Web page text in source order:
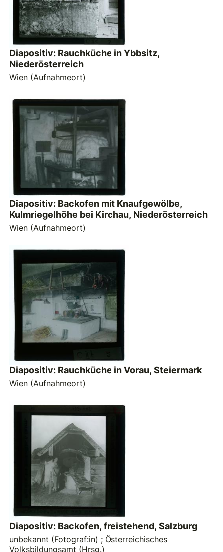
Diapositiv: Rauchküche in Ybbsitz,
Niederösterreich
Wien (Aufnahmeort)
Diapositiv: Backofen mit Knaufgewölbe,
Kulmriegelhöhe bei Kirchau, Niederösterreich
Wien (Aufnahmeort)
Diapositiv: Rauchküche in Vorau, Steiermark
Wien (Aufnahmeort)
Diapositiv: Backofen, freistehend, Salzburg
unbekannt (Fotograf:in) ; Österreichisches
Volksbildungsamt (Hrsg.)